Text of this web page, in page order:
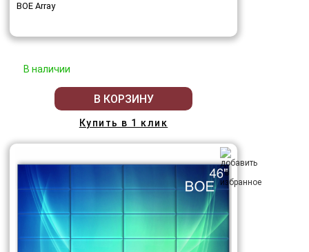
BOE Array
В наличии
В КОРЗИНУ
Купить в 1 клик